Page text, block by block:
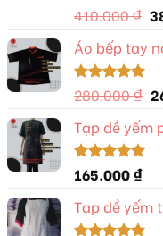
Được xếp
5 sao
410.000₫
Áo bếp tay
Được xếp
5 sao
280.000₫
Tạp dề yếm
Được xếp
hạng 5.00
5 sao
165.000₫
Tạp dề yếm